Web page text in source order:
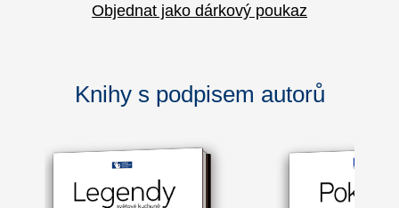
Objednat jako dárkový poukaz
Knihy s podpisem autorů